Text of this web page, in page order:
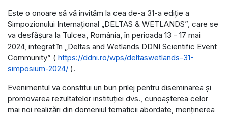
Este o onoare să vă invităm la cea de-a 31-a ediție a
Simpozionului Internațional „DELTAS & WETLANDS”, care se
va desfășura la Tulcea, România, în perioada 13 - 17 mai
2024, integrat în „Deltas and Wetlands DDNI Scientific Event
Community” ( https://ddni.ro/wps/deltaswetlands-31-
simposium-2024/ ).
Evenimentul va constitui un bun prilej pentru diseminarea și
promovarea rezultatelor instituției dvs., cunoașterea celor
mai noi realizări din domeniul tematicii abordate, menținerea